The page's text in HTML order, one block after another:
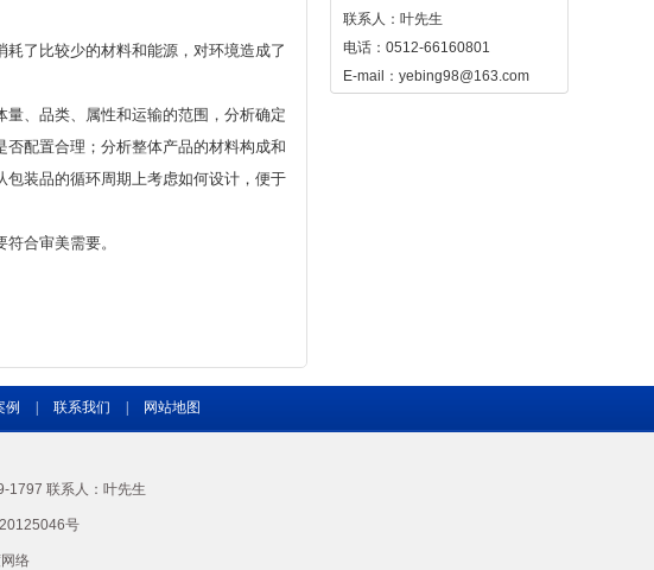
联系人：叶先生
电话：0512-66160801
E-mail：yebing98@163.com
了比较少的材料和能源，对环境造成了
、品类、属性和运输的范围，分析确定
配置合理；分析整体产品的材料构成和
装品的循环周期上考虑如何设计，便于
合审美需要。
例 联系我们 网站地图
1797 联系人：叶先生
号
络